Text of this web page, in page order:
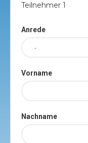
Teilnehmer 1
Anrede
Vorname
Nachname